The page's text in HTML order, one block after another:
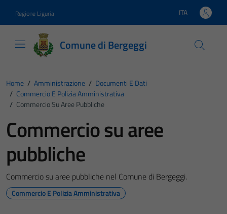
Regione Liguria Lingua attiva:
ITA
Comune di Bergeggi
Home / Amministrazione / Documenti E Dati
/ Commercio E Polizia Amministrativa
/ Commercio Su Aree Pubbliche
Commercio su aree
pubbliche
Commercio su aree pubbliche nel Comune di Bergeggi.
Commercio E Polizia Amministrativa